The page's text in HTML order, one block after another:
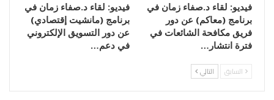
فيديو: لقاء د.صفاء زمان في
برنامج (معاكم) عن دور
فريق مكافحة الشائعات في
فترة انتشار…
فيديو: لقاء د.صفاء زمان في
برنامج (مانشيت إقتصادي)
عن دور التسويق الإلكتروني
في دعم…
السابق التالي